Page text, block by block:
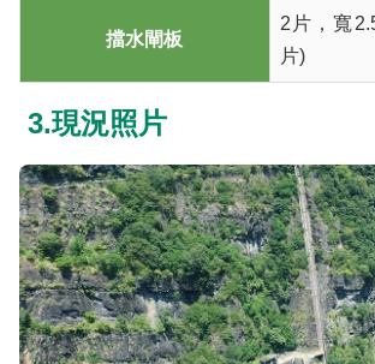
擋水閘板
2片，寬
片)
3.現況照片